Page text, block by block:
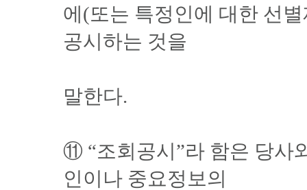
에(또는 특정인에 대한 선
공시하는 것을
말한다.
⑪ “조회공시”라 함은 당사
인이나 중요정보의